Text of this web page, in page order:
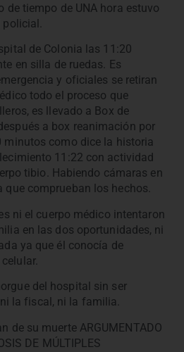
de tiempo de UNA hora estuvo
policial.
de Colonia las 11:20
en silla de ruedas. Es
y oficiales se retiran
todo el proceso que
es llevado a Box de
a box reanimación por
minutos como dice la historia
11:22 con actividad
tibio. Habiendo cámaras en
que comprueban los hechos.
ni el cuerpo médico intentaron
en las dos oportunidades, ni
ya que él conocía de
del hospital sin ser
la fiscal, ni la familia.
de su muerte ARGUMENTADO
DE MÚLTIPLES